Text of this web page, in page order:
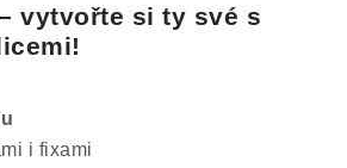
vytvořte si ty své s
i fixami